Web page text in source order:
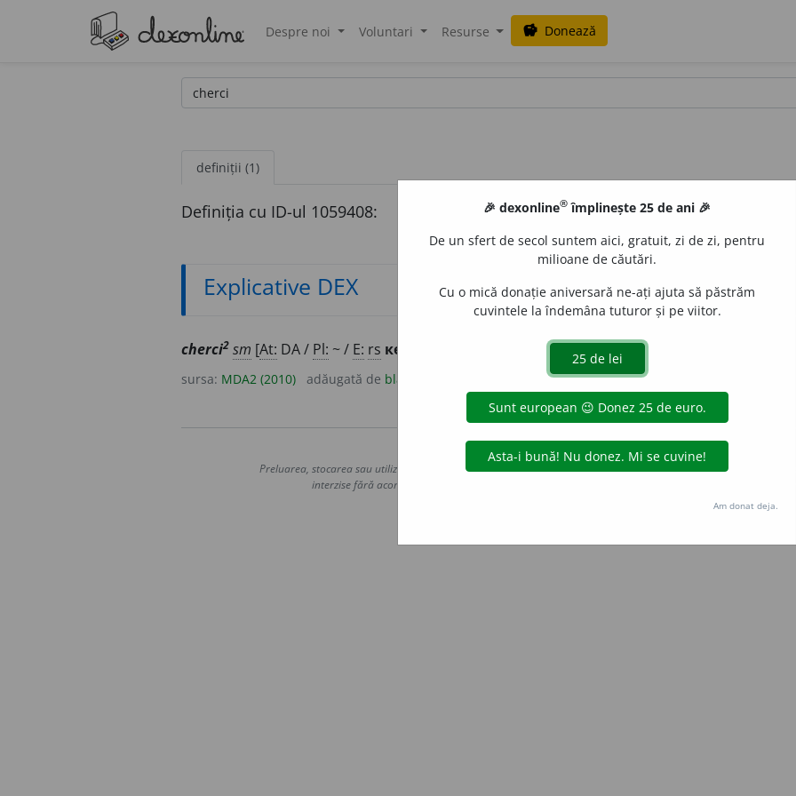
Despre noi Voluntari Resurse savings Donează
definiții (1)
Definiția cu ID-ul 1059408:
Explicative DEX
cherci2 sm [At: DA / Pl: ~ / E: rs керчя ] Nume comercial dat scrumbiei sărate și conservate.
sursa: MDA2 (2010) adăugată de blaurb.
Copyright © 2004-2026 dexonline (https://dexonline.ro)
Preluarea, stocarea sau utilizarea datelor de pe acest site, inclusiv prin orice metode de extragere automată
interzise fără acordul nostru prealabil scris, cu excepția seturilor de date oferite oficial spre utilizare
Hosterion
🎉 dexonline® împlinește 25 de ani 🎉
De un sfert de secol suntem aici, gratuit, zi de zi, pentru
milioane de căutări.
Cu o mică donație aniversară ne-ați ajuta să păstrăm
cuvintele la îndemâna tuturor și pe viitor.
Am donat deja.